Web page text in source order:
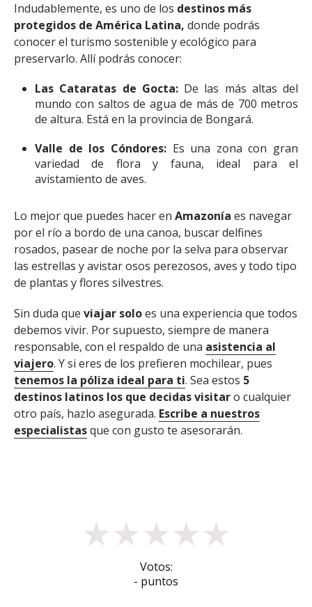
Indudablemente, es uno de los destinos más
protegidos de América Latina, donde podrás
conocer el turismo sostenible y ecológico para
preservarlo. Allí podrás conocer:
Las Cataratas de Gocta:De las más altas del
mundo con saltos de agua de más de 700 metros
de altura. Está en la provincia de Bongará.
Valle de los Cóndores:Es una zona con gran
variedad de flora y fauna, ideal para el
avistamiento de aves.
Lo mejor que puedes hacer en Amazonía es navegar
por el río a bordo de una canoa, buscar delfines
rosados, pasear de noche por la selva para observar
las estrellas y avistar osos perezosos, aves y todo tipo
de plantas y flores silvestres.
Sin duda que viajar soloes una experiencia que todos
debemos vivir. Por supuesto, siempre de manera
responsable, con el respaldo de una asistencia al
viajero. Y si eres de los prefieren mochilear, pues
tenemos la póliza ideal para ti. Sea estos 5
destinos latinos los que decidas visitaro cualquier
otro país, hazlo asegurada. Escribe a nuestros
especialistasque con gusto te asesorarán.
★★★★★
Votos:
- puntos